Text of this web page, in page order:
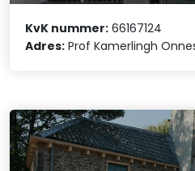
KvK nummer: 66167124
Adres: Prof Kamerlingh